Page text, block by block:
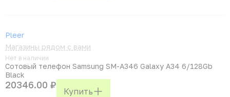
Pleer
Магазины рядом с вами
Нет в наличии
Сотовый телефон Samsung SM-A346 Galaxy A34 6/128Gb
Black
20346.00 ₽
Купить